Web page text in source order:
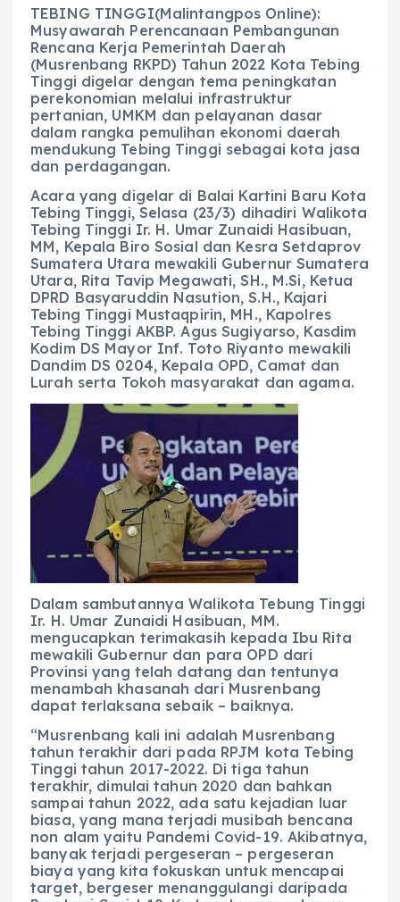
TEBING TINGGI(Malintangpos Online):
Musyawarah Perencanaan Pembangunan
Rencana Kerja Pemerintah Daerah
(Musrenbang RKPD) Tahun 2022 Kota Tebing
Tinggi digelar dengan tema peningkatan
perekonomian melalui infrastruktur
pertanian, UMKM dan pelayanan dasar
dalam rangka pemulihan ekonomi daerah
mendukung Tebing Tinggi sebagai kota jasa
dan perdagangan.
Acara yang digelar di Balai Kartini Baru Kota
Tebing Tinggi, Selasa (23/3) dihadiri Walikota
Tebing Tinggi Ir. H. Umar Zunaidi Hasibuan,
MM, Kepala Biro Sosial dan Kesra Setdaprov
Sumatera Utara mewakili Gubernur Sumatera
Utara, Rita Tavip Megawati, SH., M.Si, Ketua
DPRD Basyaruddin Nasution, S.H., Kajari
Tebing Tinggi Mustaqpirin, MH., Kapolres
Tebing Tinggi AKBP. Agus Sugiyarso, Kasdim
Kodim DS Mayor Inf. Toto Riyanto mewakili
Dandim DS 0204, Kepala OPD, Camat dan
Lurah serta Tokoh masyarakat dan agama.
Dalam sambutannya Walikota Tebung Tinggi
Ir. H. Umar Zunaidi Hasibuan, MM.
mengucapkan terimakasih kepada Ibu Rita
mewakili Gubernur dan para OPD dari
Provinsi yang telah datang dan tentunya
menambah khasanah dari Musrenbang
dapat terlaksana sebaik – baiknya.
“Musrenbang kali ini adalah Musrenbang
tahun terakhir dari pada RPJM kota Tebing
Tinggi tahun 2017-2022. Di tiga tahun
terakhir, dimulai tahun 2020 dan bahkan
sampai tahun 2022, ada satu kejadian luar
biasa, yang mana terjadi musibah bencana
non alam yaitu Pandemi Covid-19. Akibatnya,
banyak terjadi pergeseran – pergeseran
biaya yang kita fokuskan untuk mencapai
target, bergeser menanggulangi daripada